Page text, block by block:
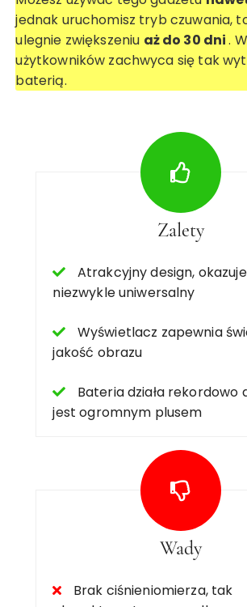
jednak uruchomisz tryb czuwania,
ulegnie zwiększeniu aż do 30 dni.
użytkowników zachwyca się tak
baterią.
Zalety
Atrakcyjny design,
niezwykle uniwersalny
Wyświetlacz zapewnia
jakość obrazu
Bateria działa rekordowo
jest ogromnym plusem
Wady
Brak ciśnieniomierza, tak